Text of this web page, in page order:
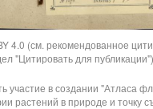
4.0 (см. рекомендованное
"Цитировать для публикации")
участие в создании "Атласа
растений в природе и точку